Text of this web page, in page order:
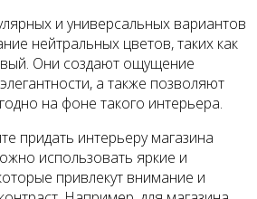
и универсальных вариантов
нейтральных цветов, таких как
Они создают ощущение
а также позволяют
на фоне такого интерьера.
придать интерьеру магазина
использовать яркие и
привлекут внимание и